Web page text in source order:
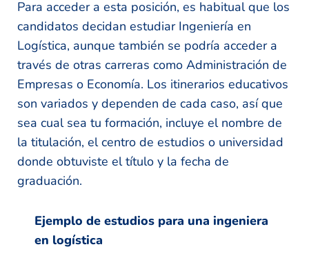
Para acceder a esta posición, es habitual que los
candidatos decidan estudiar Ingeniería en
Logística, aunque también se podría acceder a
través de otras carreras como Administración de
Empresas o Economía. Los itinerarios educativos
son variados y dependen de cada caso, así que
sea cual sea tu formación, incluye el nombre de
la titulación, el centro de estudios o universidad
donde obtuviste el título y la fecha de
graduación.
Ejemplo de estudios para una ingeniera
en logística